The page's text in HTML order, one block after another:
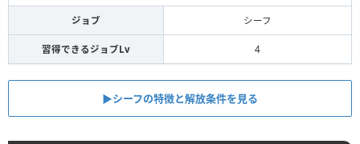
ジョブ シーフ
習得できるジョブLv 4
▶︎シーフの特徴と解放条件を見る